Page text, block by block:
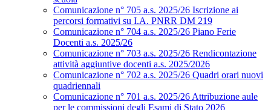
Comunicazione n° 705 a.s. 2025/26 Iscrizione ai
percorsi formativi su I.A. PNRR DM 219
Comunicazione n° 704 a.s. 2025/26 Piano Ferie
Docenti a.s. 2025/26
Comunicazione n° 703 a.s. 2025/26 Rendicontazione
attività aggiuntive docenti a.s. 2025/2026
Comunicazione n° 702 a.s. 2025/26 Quadri orari nuovi
quadriennali
Comunicazione n° 701 a.s. 2025/26 Attribuzione aule
per le commissioni degli Esami di Stato 2026